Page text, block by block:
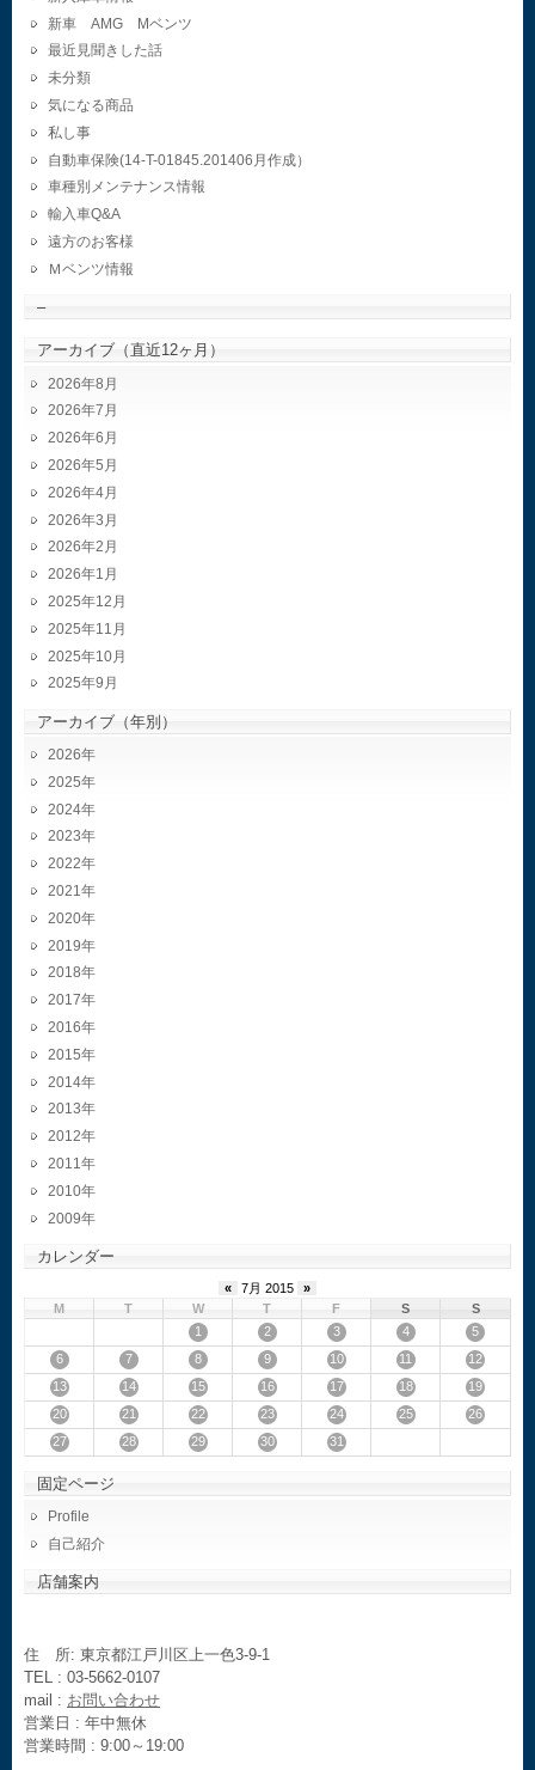
新車 AMG Mベンツ
最近見聞きした話
未分類
気になる商品
私し事
自動車保険(14-T-01845.201406月作成）
車種別メンテナンス情報
輸入車Q&A
遠方のお客様
Ｍベンツ情報
–
アーカイブ（直近12ヶ月）
2026年8月
2026年7月
2026年6月
2026年5月
2026年4月
2026年3月
2026年2月
2026年1月
2025年12月
2025年11月
2025年10月
2025年9月
アーカイブ（年別）
2026
2025
2024
2023
2022
2021
2020
2019
2018
2017
2016
2015
2014
2013
2012
2011
2010
2009
カレンダー
« 7月 2015
»
M
T W T F S
S
1
2 3 4
5
6
7 8 9 10 11
12
13
14 15 16 17 18
19
20
21 22 23 24 25
26
27
28 29 30 31
固定ページ
Profile
自己紹介
店舗案内
住 所: 東京都江戸川区上一色3-9-1
TEL : 03-5662-0107
mail : お問い合わせ
営業日 : 年中無休
営業時間 : 9:00～19:00